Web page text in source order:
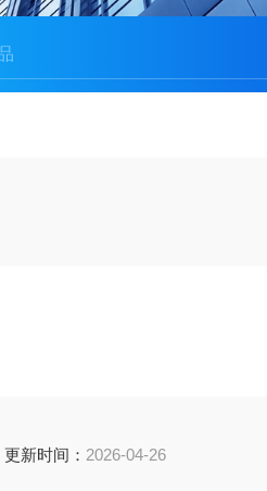
更新时间： 2026-04-26